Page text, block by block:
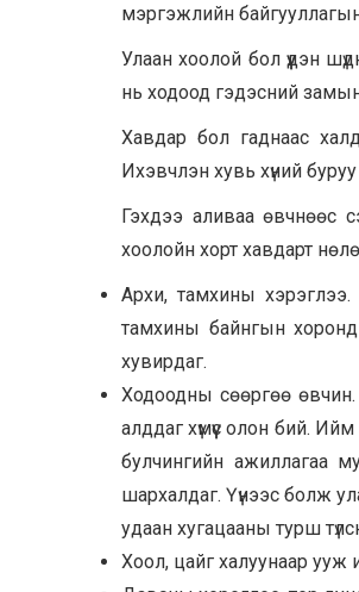
мэргэжлийн
Улаан хоолой бол үүдэн
нь ходоод гэдэсний
Хавдар бол гаднаас
Ихэвчлэн хувь хүний
Гэхдээ аливаа өвчнөөс
хоолойн хорт хавдарт
Архи, тамхины хэрэглээ.
тамхины байнгын
хувирдаг.
Ходоодны сөөргөө
алддаг хүмүүс олон бий.
булчингийн ажиллагаа
шархалдаг. Үүнээс болж
удаан хугацааны турш
Хоол, цайг халуунаар ууж